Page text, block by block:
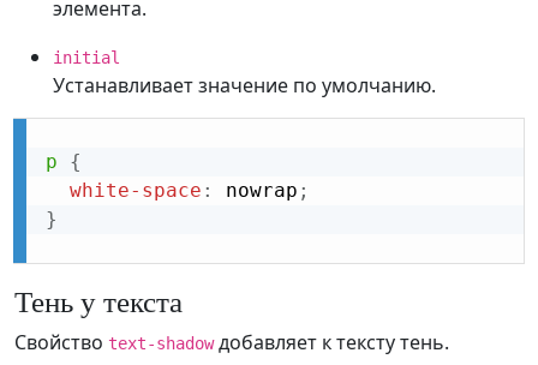
элемента.
initial
Устанавливает значение по умолчанию.
p
{
white-space : nowrap ;
}
Тень у текста
Свойство text-shadowдобавляет к тексту тень.